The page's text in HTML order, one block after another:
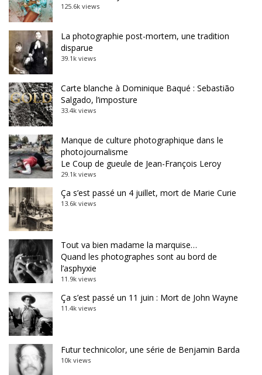
125.6k views
La photographie post-mortem, une tradition
disparue
39.1k views
Carte blanche à Dominique Baqué : Sebastião
Salgado, l’imposture
33.4k views
Manque de culture photographique dans le
photojournalisme
Le Coup de gueule de Jean-François Leroy
29.1k views
Ça s’est passé un 4 juillet, mort de Marie Curie
13.6k views
Tout va bien madame la marquise…
Quand les photographes sont au bord de
l’asphyxie
11.9k views
Ça s’est passé un 11 juin : Mort de John Wayne
11.4k views
Futur technicolor, une série de Benjamin Barda
10k views